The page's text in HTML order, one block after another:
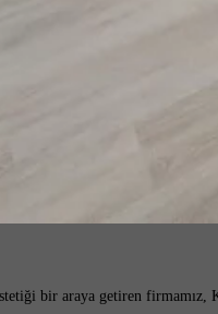
bir araya getiren firmamız,